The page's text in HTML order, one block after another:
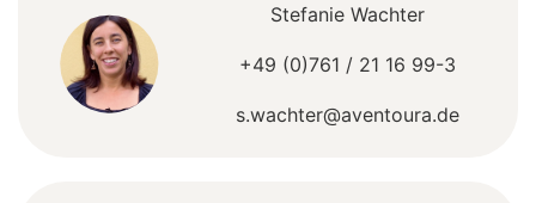
Stefanie Wachter
+49 (0)761 / 21 16 99-3
s.wachter@aventoura.de